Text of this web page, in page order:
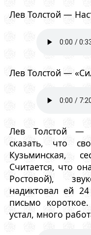
Лев Толстой —
Лев Толстой —
Лев Толстой —
сказать, что
Кузьминская,
Считается, что
Ростовой),
надиктовал ей
письмо
устал, много